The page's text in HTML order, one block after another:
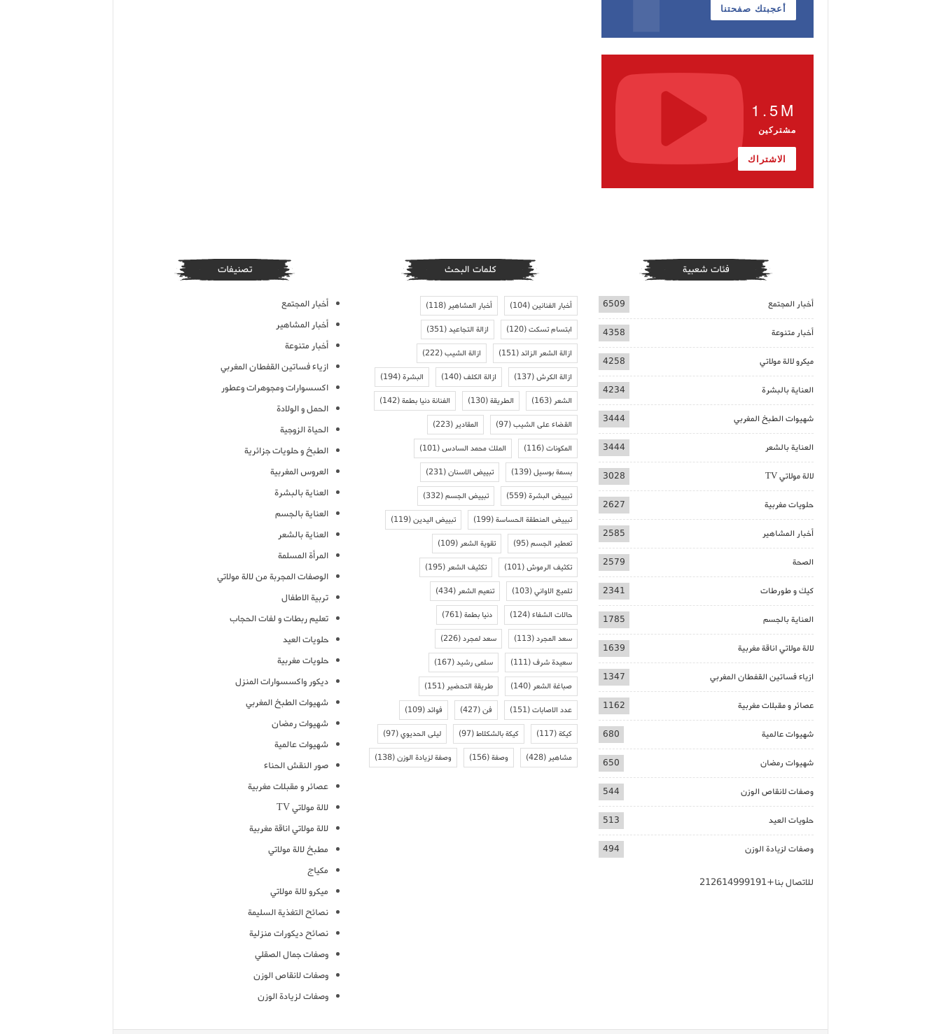
أعجبتك صفحتنا
1.5M
مشتركين
الاشتراك
فئات شعبية
أخبار المجتمع 6509
أخبار متنوعة 4358
ميكرو لالة مولاتي 4258
العناية بالبشرة 4234
شهيوات الطبخ المغربي 3444
العناية بالشعر 3444
لالة مولاتي TV 3028
حلويات مغربية 2627
أخبار المشاهير 2585
الصحة 2579
كيك و طورطات 2341
العناية بالجسم 1785
لالة مولاتي اناقة مغربية 1639
ازياء فساتين القفطان المغربي 1347
عصائر و مقبلات مغربية 1162
شهيوات عالمية 680
شهيوات رمضان 650
وصفات لانقاص الوزن 544
حلويات العيد 513
وصفات لزيادة الوزن 494
للاتصال بنا+212614999191
كلمات البحث
أخبار الفنانين(104) أخبار المشاهير(118)
ابتسام تسكت(120) ازالة التجاعيد(351)
ازالة الشعر الزائد(151) ازالة الشيب(222)
ازالة الكرش(137) ازالة الكلف(140) البشرة(194)
الشعر(163) الطريقة(130) الفنانة دنيا بطمة(142)
القضاء على الشيب(97) المقادير(223)
المكونات(116) الملك محمد السادس(101)
بسمة بوسيل(139) تبييض الاسنان(231)
تبييض البشرة(559) تبييض الجسم(332)
تبييض المنطقة الحساسة(199) تبييض اليدين(119)
تعطير الجسم(95) تقوية الشعر(109)
تكثيف الرموش(101) تكثيف الشعر(195)
تلميع الاواني(103) تنعيم الشعر(434)
حالات الشفاء(124) دنيا بطمة(761)
سعد المجرد(113) سعد لمجرد(226)
سعيدة شرف(111) سلمى رشيد(167)
صباغة الشعر(140) طريقة التحضير(151)
عدد الاصابات(151) فن(427) فوائد(109)
كيكة(117) كيكة بالشكلاط(97) ليلى الحديوي(97)
مشاهير(428) وصفة(156) وصفة لزيادة الوزن(138)
تصنيفات
أخبار المجتمع
أخبار المشاهير
أخبار متنوعة
ازياء فساتين القفطان المغربي
اكسسوارات ومجوهرات وعطور
الحمل و الولادة
الحياة الزوجية
الطبخ و حلويات جزائرية
العروس المغربية
العناية بالبشرة
العناية بالجسم
العناية بالشعر
المرأة المسلمة
الوصفات المجربة من لالة مولاتي
تربية الاطفال
تعليم ربطات و لفات الحجاب
حلويات العيد
حلويات مغربية
ديكور واكسسوارات المنزل
شهيوات الطبخ المغربي
شهيوات رمضان
شهيوات عالمية
صور النقش الحناء
عصائر و مقبلات مغربية
لالة مولاتي TV
لالة مولاتي اناقة مغربية
مطبخ لالة مولاتي
مكياج
ميكرو لالة مولاتي
نصائح التغذية السليمة
نصائح ديكورات منزلية
وصفات جمال الصقلي
وصفات لانقاص الوزن
وصفات لزيادة الوزن